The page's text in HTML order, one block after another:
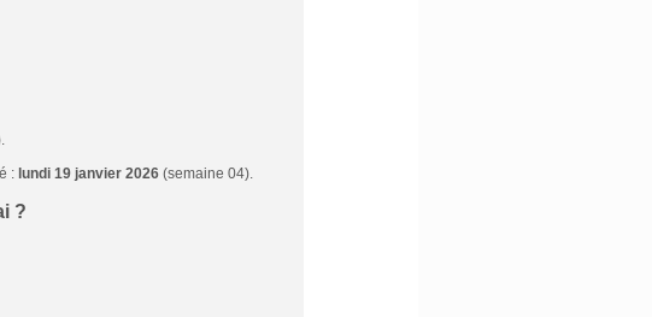
: lundi 19 janvier 2026(semaine 04).
?